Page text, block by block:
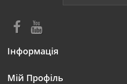
Інформація
Мій Профіль